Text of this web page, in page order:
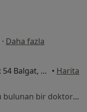
· Daha fazla
Muhsin Yazıcıoğlu Caddesi No: 54 Balgat, Çankaya • Harita
Bu kurumda online uygunluğu bulunan bir doktor veya uzman bulunamadı